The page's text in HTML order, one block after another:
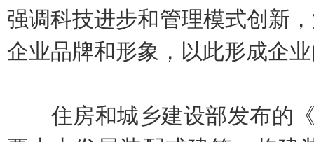
强调科技进步和管理模式创新
企业品牌和形象，以此形成企
住房和城乡建设部发布的《